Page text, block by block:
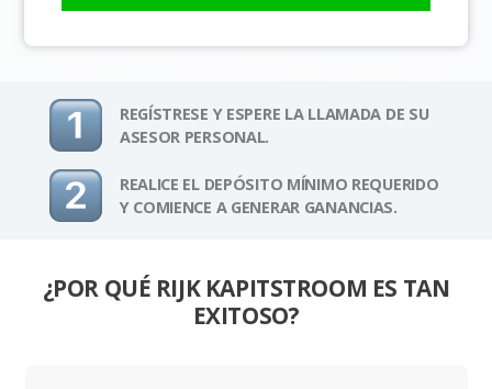
REGÍSTRESE Y ESPERE LA LLAMADA DE SU
ASESOR PERSONAL.
REALICE EL DEPÓSITO MÍNIMO REQUERIDO
Y COMIENCE A GENERAR GANANCIAS.
¿POR QUÉ RIJK KAPITSTROOM ES TAN
EXITOSO?